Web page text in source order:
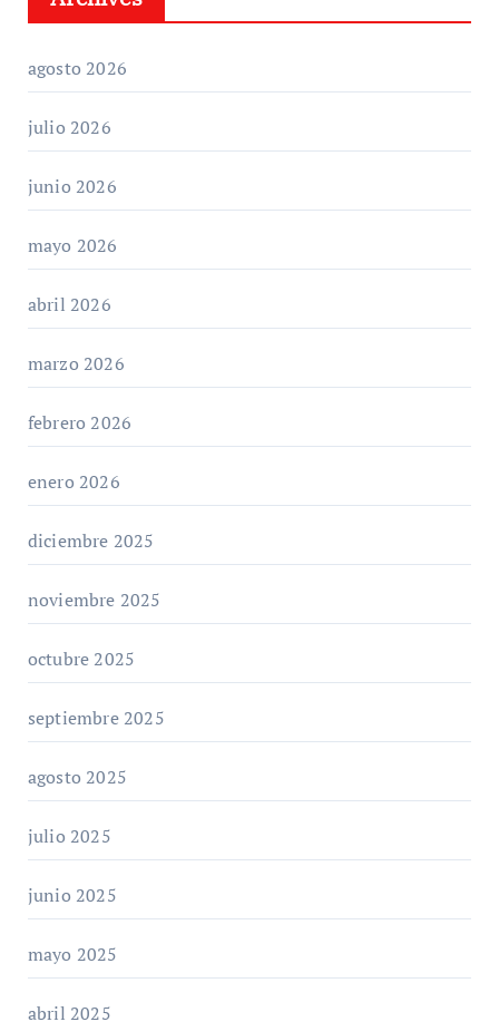
agosto 2026
julio 2026
junio 2026
mayo 2026
abril 2026
marzo 2026
febrero 2026
enero 2026
diciembre 2025
noviembre 2025
octubre 2025
septiembre 2025
agosto 2025
julio 2025
junio 2025
mayo 2025
abril 2025